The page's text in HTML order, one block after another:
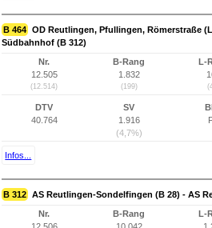
B 464 OD Reutlingen, Pfullingen, Römerstraße
Südbahnhof (B 312)
Nr.
12.505
(12.514)
B-Rang
1.832
(199)
L-
DTV
40.764
SV
1.916
(4,7%)
Infos...
B 312 AS Reutlingen-Sondelfingen (B 28) - AS
Nr.
B-Rang
L-